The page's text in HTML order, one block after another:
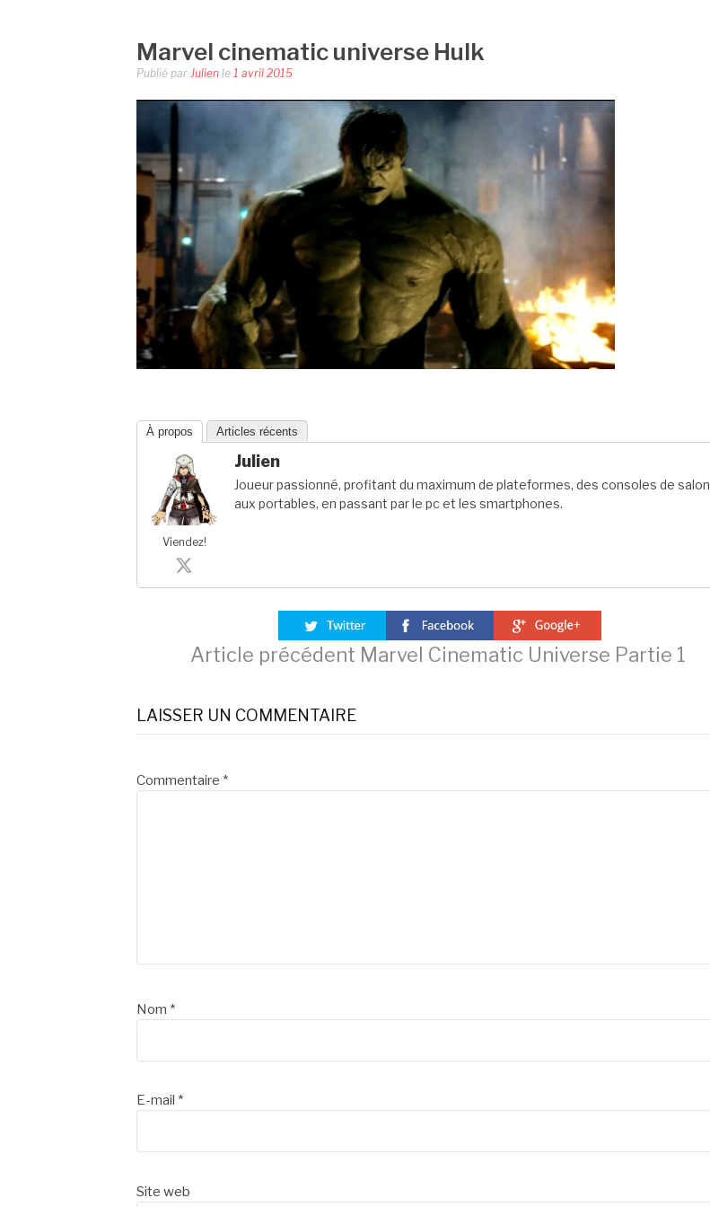
Marvel cinematic universe Hulk
Publié par Julien le 1 avril 2015
À propos Articles récents
Viendez!
Julien
Joueur passionné, profitant du maximum de plateformes, des consoles de salon
aux portables, en passant par le pc et les smartphones.
Lire
la
suite
Article précédent Marvel Cinematic Universe Partie 1
LAISSER UN COMMENTAIRE
Commentaire *
Nom *
E-mail *
Site web